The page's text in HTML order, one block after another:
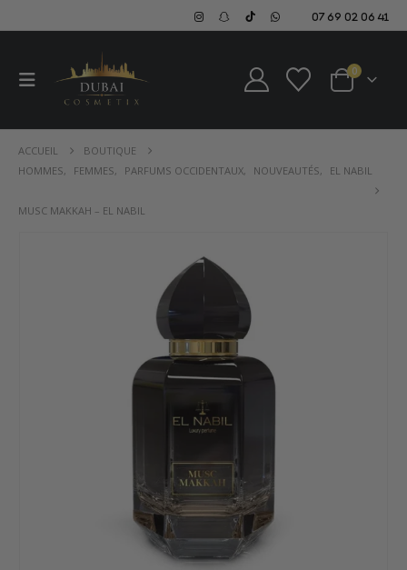
07 69 02 06 41
0
ACCUEIL
BOUTIQUE
HOMMES, FEMMES, PARFUMS OCCIDENTAUX, NOUVEAUTÉS, EL NABIL
MUSC MAKKAH – EL NABIL